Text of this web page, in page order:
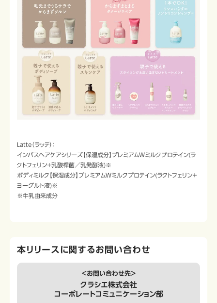
Latte（ラッテ）：
インバスヘアケアシリーズ【保湿成分】プレミアムＷミルクプロテイン(ラ
クトフェリン＋乳酸桿菌／乳発酵液)※
ボディミルク【保湿成分】プレミアムＷミルクプロテイン(ラクトフェリン＋
ヨーグルト液)※
※牛乳由来成分
本リリースに関するお問い合わせ
＜お問い合わせ先＞
クラシエ株式会社
コーポレートコミュニケーション部